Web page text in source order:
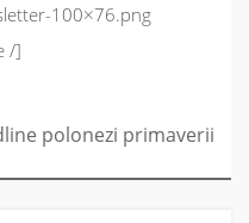
100×76.png
/]
polonezi primaverii